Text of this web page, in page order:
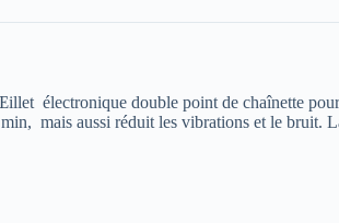
électronique double point de chaînette pour
mais aussi réduit les vibrations et le bruit.